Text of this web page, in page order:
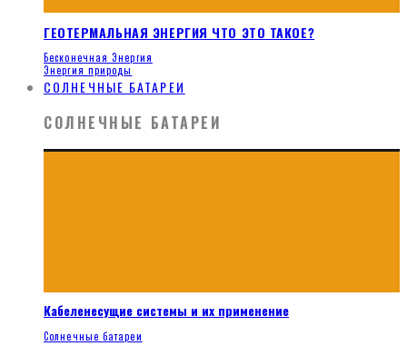
ГЕОТЕРМАЛЬНАЯ ЭНЕРГИЯ ЧТО ЭТО ТАКОЕ?
Бесконечная Энергия
Энергия природы
СОЛНЕЧНЫЕ БАТАРЕИ
СОЛНЕЧНЫЕ БАТАРЕИ
Кабеленесущие системы и их применение
Солнечные батареи